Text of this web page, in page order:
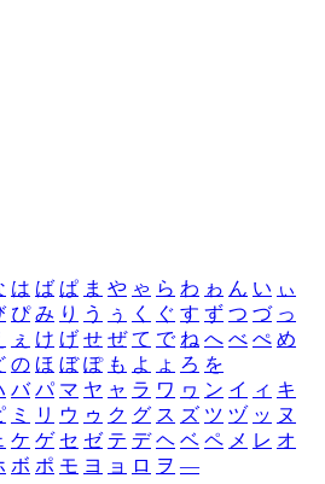
は ば ぱ ま や ゃ ら わ ゎ ん い ぃ
ぴ み り う ぅ く ぐ す ず つ づ っ
ぇ け げ せ ぜ て で ね へ べ ぺ め
の ほ ぼ ぽ も よ ょ ろ を
バ パ マ ヤ ャ ラ ワ ヮ ン イ ィ キ
ミ リ ウ ゥ ク グ ス ズ ツ ヅ ッ ヌ
ケ ゲ セ ゼ テ デ ヘ ベ ペ メ レ オ
ボ ポ モ ヨ ョ ロ ヲ ―